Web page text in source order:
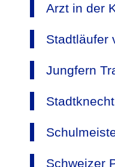
Arzt in der
Stadtläufer
Jungfern
Schweizer